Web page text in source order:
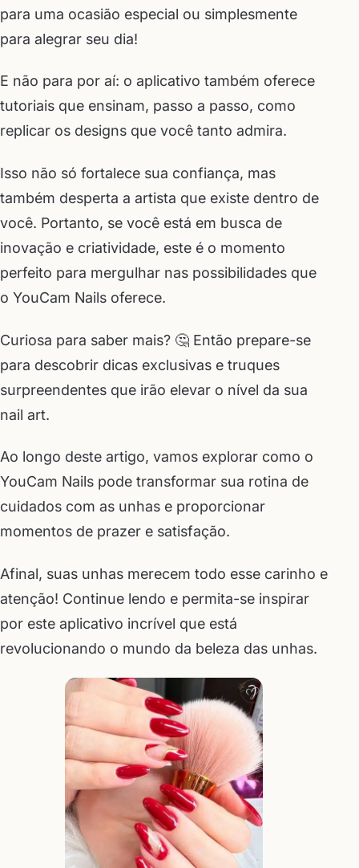
para uma ocasião especial ou simplesmente
para alegrar seu dia!
E não para por aí: o aplicativo também oferece
tutoriais que ensinam, passo a passo, como
replicar os designs que você tanto admira.
Isso não só fortalece sua confiança, mas
também desperta a artista que existe dentro de
você. Portanto, se você está em busca de
inovação e criatividade, este é o momento
perfeito para mergulhar nas possibilidades que
o YouCam Nails oferece.
Curiosa para saber mais? 🤔 Então prepare-se
para descobrir dicas exclusivas e truques
surpreendentes que irão elevar o nível da sua
nail art.
Ao longo deste artigo, vamos explorar como o
YouCam Nails pode transformar sua rotina de
cuidados com as unhas e proporcionar
momentos de prazer e satisfação.
Afinal, suas unhas merecem todo esse carinho e
atenção! Continue lendo e permita-se inspirar
por este aplicativo incrível que está
revolucionando o mundo da beleza das unhas.